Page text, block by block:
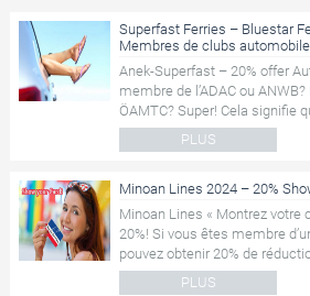
Superfast Ferries – Bluestar
Membres de clubs
Anek-Superfast – 20% offer
membre de l’ADAC ou
ÖAMTC? Super! Cela signifie
économiser 20% sur votre
PLUS
Minoan Lines 2024 – 20%
Minoan Lines « Montrez votre
20%! Si vous êtes membre
pouvez obtenir 20% de
PLUS